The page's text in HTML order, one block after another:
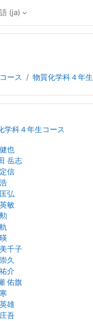
‎(ja)‎
ース 物質化学科４年生
学科４年生コース
也
岳志
信
弘
敏
千子
久
介
佑旗
雄
吾